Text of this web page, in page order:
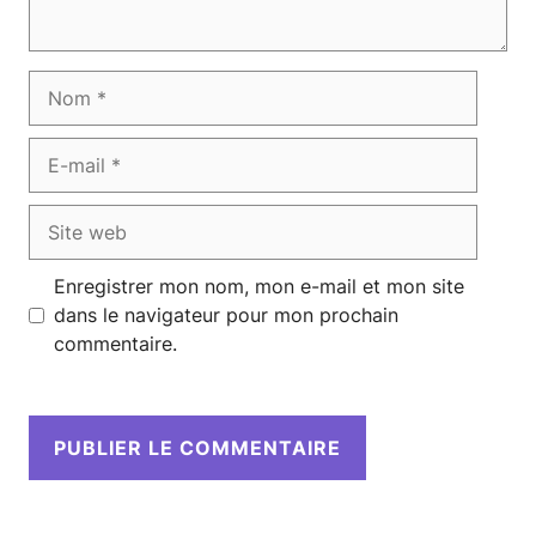
mail
web
Enregistrer mon nom, mon e-mail et mon site
dans le navigateur pour mon prochain
commentaire.